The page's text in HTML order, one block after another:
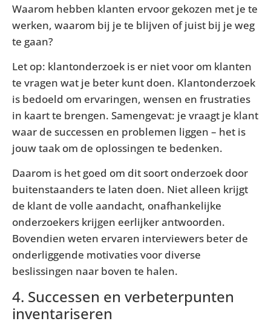
Waarom hebben klanten ervoor gekozen met je te
werken, waarom bij je te blijven of juist bij je weg
te gaan?
Let op: klantonderzoek is er niet voor om klanten
te vragen wat je beter kunt doen. Klantonderzoek
is bedoeld om ervaringen, wensen en frustraties
in kaart te brengen. Samengevat: je vraagt je klant
waar de successen en problemen liggen – het is
jouw taak om de oplossingen te bedenken.
Daarom is het goed om dit soort onderzoek door
buitenstaanders te laten doen. Niet alleen krijgt
de klant de volle aandacht, onafhankelijke
onderzoekers krijgen eerlijker antwoorden.
Bovendien weten ervaren interviewers beter de
onderliggende motivaties voor diverse
beslissingen naar boven te halen.
4. Successen en verbeterpunten
inventariseren